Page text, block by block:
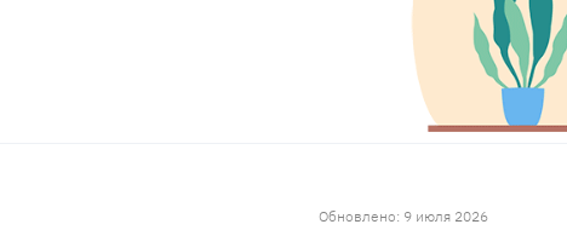
Обновлено: 9 июля 2026